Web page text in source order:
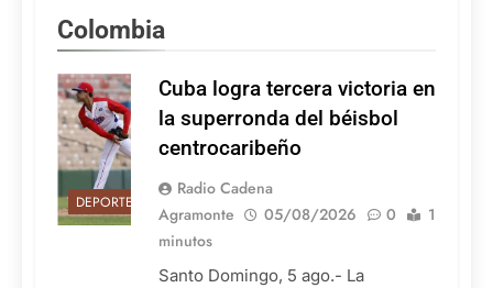
Colombia
DEPORTES
Cuba logra tercera victoria en
la superronda del béisbol
centrocaribeño
Radio Cadena
Agramonte
05/08/2026 0
1
minutos
Santo Domingo, 5 ago.- La